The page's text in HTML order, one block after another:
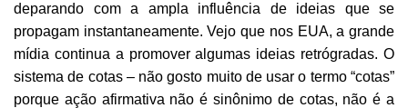
deparando com a ampla influência de ideias que se
propagam instantaneamente. Vejo que nos EUA, a grande
mídia continua a promover algumas ideias retrógradas. O
sistema de cotas – não gosto muito de usar o termo “cotas”
porque ação afirmativa não é sinônimo de cotas, não é a